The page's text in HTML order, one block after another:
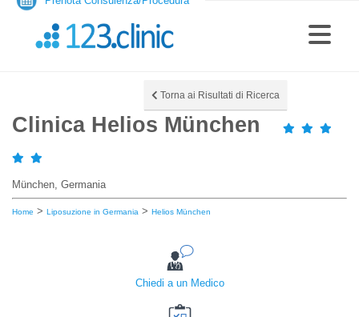
Torna ai Risultati di Ricerca
Clinica Helios München
München, Germania
Home > Liposuzione in Germania > Helios München
Chiedi a un Medico